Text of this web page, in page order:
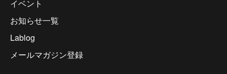
イベント
お知らせ一覧
Lablog
メールマガジン登録